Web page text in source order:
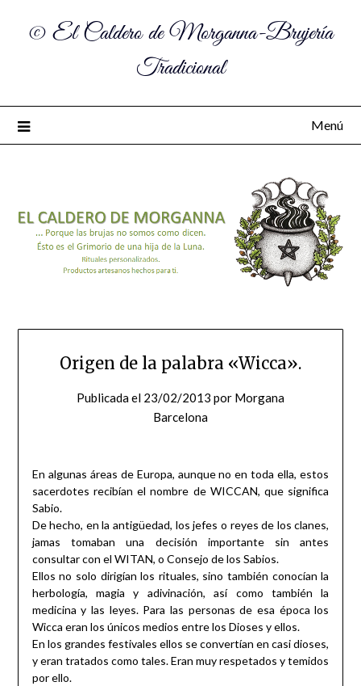
© El Caldero de Morganna-Brujería
Tradicional
Menú
Origen de la palabra «Wicca».
Publicada el 23/02/2013 por Morgana
Barcelona
En algunas áreas de Europa, aunque no en toda ella, estos
sacerdotes recibían el nombre de WICCAN, que significa
Sabio.
De hecho, en la antigüedad, los jefes o reyes de los clanes,
jamas tomaban una decisión importante sin antes
consultar con el WITAN, o Consejo de los Sabios.
Ellos no solo dirigían los rituales, sino también conocían la
herbología, magia y adivinación, así como también la
medicina y las leyes. Para las personas de esa época los
Wicca eran los únicos medios entre los Dioses y ellos.
En los grandes festivales ellos se convertían en casi dioses,
y eran tratados como tales. Eran muy respetados y temidos
por ello.